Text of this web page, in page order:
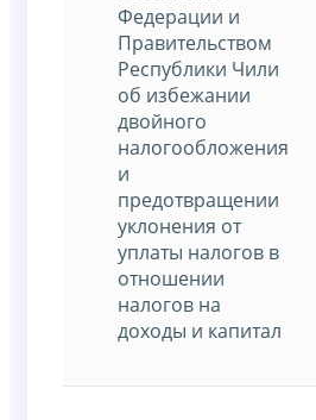
Федерации и
Правительством
Республики Чили
об избежании
двойного
налогообложения
и
предотвращении
уклонения от
уплаты налогов в
отношении
налогов на
доходы и капитал